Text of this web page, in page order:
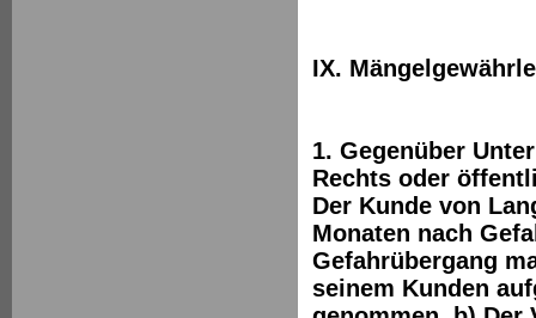
IX.
1. Gegenüber
Rechts oder
Der Kunde von
Monaten nach
Gefahrübergang
seinem Kunden